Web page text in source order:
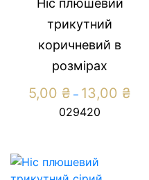
Ніс плюшевий
трикутний
коричневий в
розмірах
5,00 ₴ – 13,00 ₴
029420